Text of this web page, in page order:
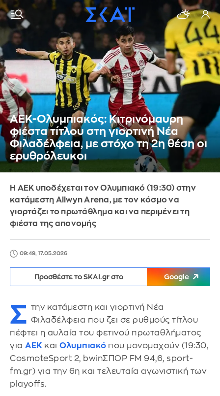
ΑΕΚ-Ολυμπιακός: Κιτρινόμαυρη
φιέστα τίτλου στη γιορτινή Νέα
Φιλαδέλφεια, με στόχο τη 2η θέση οι
ερυθρόλευκοι
Η ΑΕΚ υποδέχεται τον Ολυμπιακό (19:30) στην
κατάμεστη Allwyn Arena, με τον κόσμο να
γιορτάζει το πρωτάθλημα και να περιμένει τη
φιέστα της απονομής
09:49, 17.05.2026
Προσθέστε το SKAI.gr στο Google
Σ την κατάμεστη και γιορτινή Νέα
Φιλαδέλφεια που ζει σε ρυθμούς τίτλου
πέφτει η αυλαία του φετινού πρωταθλήματος
για ΑΕΚ και Ολυμπιακό που μονομαχούν (19:30,
CosmoteSport 2, bwinΣΠΟΡ FM 94,6, sport-
fm.gr) για την 6η και τελευταία αγωνιστική των
playoffs.